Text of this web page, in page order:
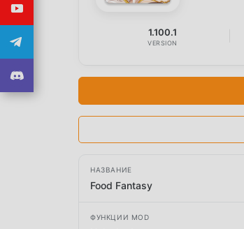
1.100.1
VERSION
НАЗВАНИЕ
Food Fantasy
ФУНКЦИИ MOD